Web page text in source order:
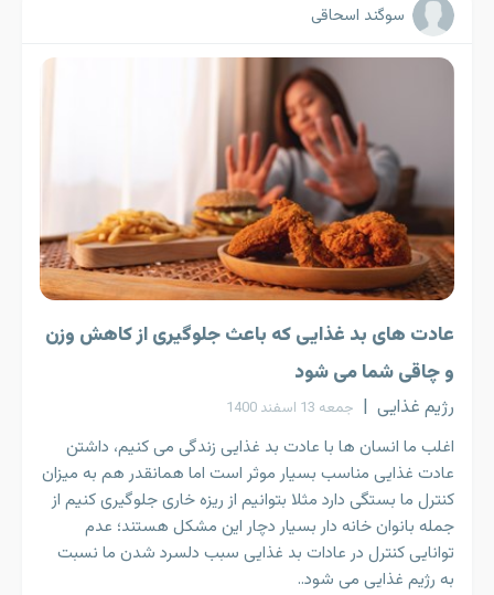
سوگند اسحاقی
عادت‌ های بد غذایی که باعث جلوگیری از کاهش وزن
و چاقی شما می شود
رژیم غذایی | جمعه 13 اسفند 1400
اغلب ما انسان ها با عادت بد غذایی زندگی می کنیم، داشتن
عادت غذایی مناسب بسیار موثر است اما همانقدر هم به میزان
کنترل ما بستگی دارد مثلا بتوانیم از ریزه خاری جلوگیری کنیم از
جمله بانوان خانه دار بسیار دچار این مشکل هستند؛ عدم
توانایی کنترل در عادات بد غذایی سبب دلسرد شدن ما نسبت
به رژیم غذایی می شود..